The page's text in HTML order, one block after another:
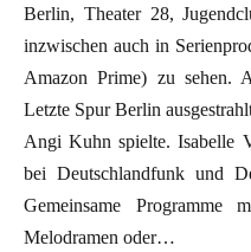
Berlin, Theater 28,
inzwischen auch in
Amazon Prime) zu sehen.
Letzte Spur Berlin
Angi Kuhn spielte. Isabelle
bei Deutschlandfunk und
Gemeinsame
Melodramen oder…